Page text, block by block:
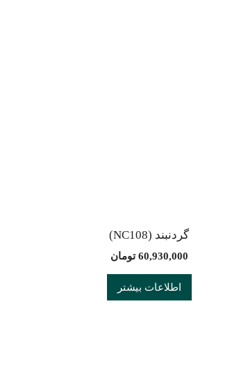
گردنبند (NC108)
60,930,000 تومان
اطلاعات بیشتر